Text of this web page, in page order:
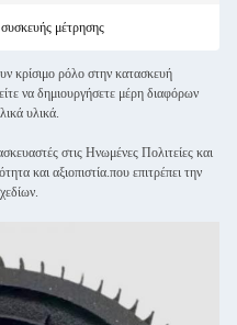
μέτρησης
κρίσιμο ρόλο στην κατασκευή
να δημιουργήσετε μέρη διαφόρων
υλικά.
στις Ηνωμένες Πολιτείες και
και αξιοπιστία.που επιτρέπει την